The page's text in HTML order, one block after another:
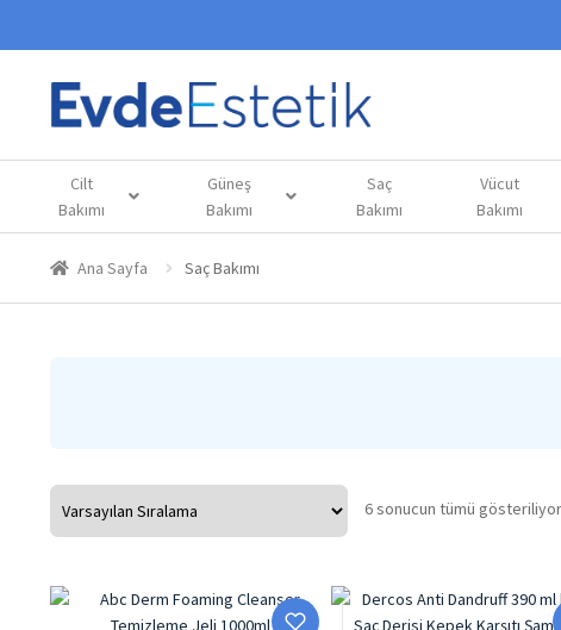
Cilt
Bakımı
Güneş
Bakımı
Saç
Bakımı
Vücut
Bakımı
Ana Sayfa Saç Bakımı
6 sonucun tümü gösteriliyor